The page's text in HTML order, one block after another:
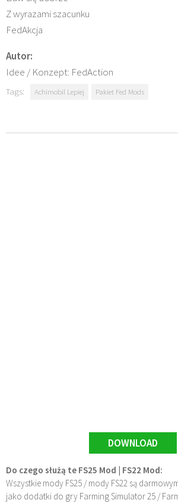
Z wyrazami szacunku
FedAkcja
Autor:
Idee / Konzept: FedAction
Tags: Achimobil Lepiej Pakiet Fed Mods
DOWNLOAD
Do czego służą te FS25 Mod | FS22 Mod:
Wszystkie mody FS25 / mody FS22 są
jako dodatki do gry Farming Simulator 25 /